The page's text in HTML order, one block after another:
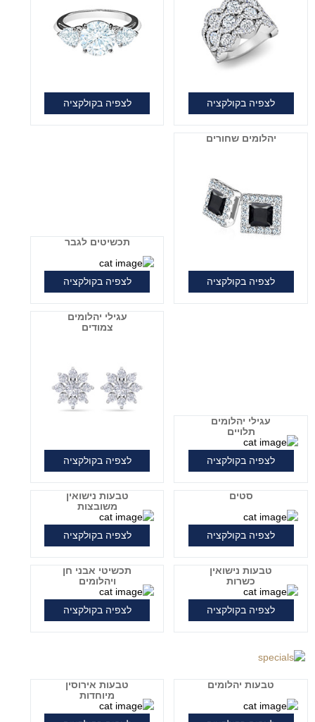
לצפיה בקולקציה לצפיה בקולקציה
יהלומים שחורים
לצפיה בקולקציה
תכשיטים לגבר
לצפיה בקולקציה
עגילי יהלומים
תלויים
לצפיה בקולקציה
עגילי יהלומים
צמודים
לצפיה בקולקציה
סטים
לצפיה בקולקציה
טבעות נישואין
משובצות
לצפיה בקולקציה
טבעות נישואין
כשרות
לצפיה בקולקציה
תכשיטי אבני חן
ויהלומים
לצפיה בקולקציה
טבעות יהלומים
טבעות אירוסין
מיוחדות